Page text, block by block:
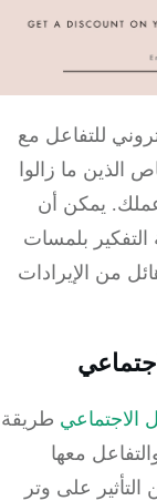
للتفاعل مع
ما زالوا
يمكن أن
بلمسات
الإيرادات
طريقة
معها
على وتر